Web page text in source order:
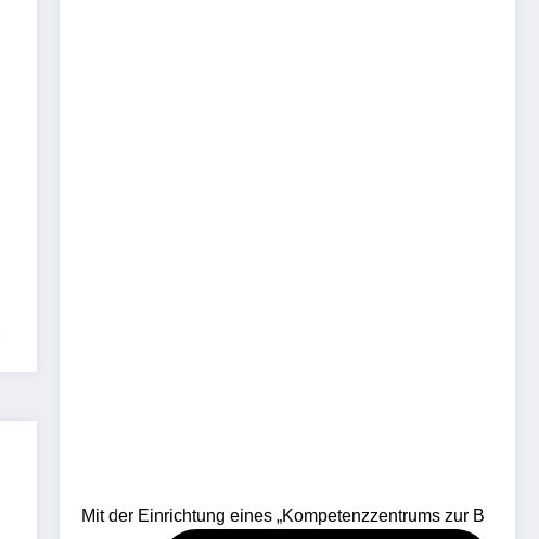
Mit der Einrichtung eines „Kompetenzzentrums zur B